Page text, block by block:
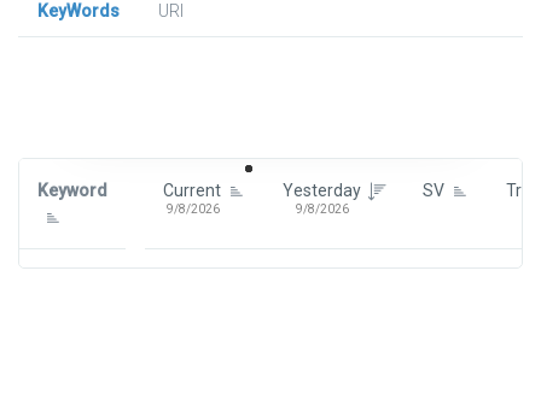
KeyWords
URl
Keyword Current
9/8/2026
Yesterday
9/8/2026
SV